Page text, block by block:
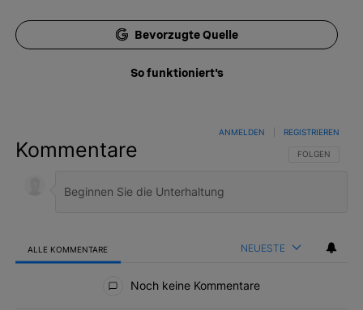
Bevorzugte Quelle
So funktioniert's
Kommentare FOLGE DIESER
FOLGEN
ANMELDEN REGISTRIEREN
ALLE KOMMENTARE NEUESTE
Noch keine Kommentare